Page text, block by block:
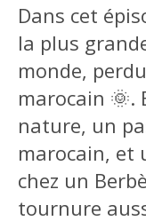
Dans cet
la plus
monde,
marocain 🌞.
nature, un
marocain, et
chez un
tournure